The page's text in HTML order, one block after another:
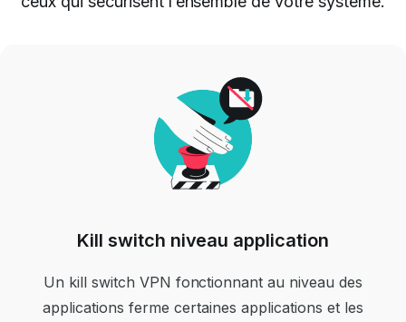
Kill switch niveau application
Un kill switch VPN fonctionnant au niveau des
applications ferme certaines applications et les